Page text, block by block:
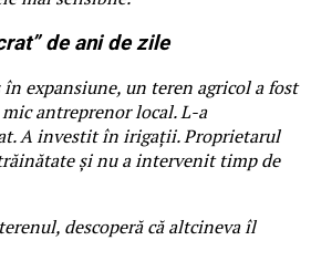
de ani de zile
expansiune, un teren agricol a fost
antreprenor local. L-a
A investit în irigații. Proprietarul
și nu a intervenit timp de
descoperă că altcineva îl